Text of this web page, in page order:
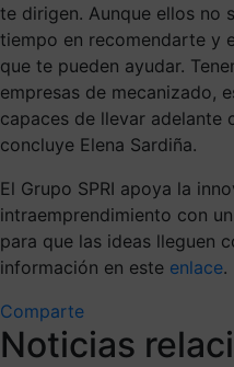
te dirigen. Aunque ellos no
tiempo en recomendarte y
que te pueden ayudar.
empresas de mecanizado,
capaces de llevar adelante
concluye Elena Sardiña.
El Grupo SPRI apoya la
intraemprendimiento con
para que las ideas lleguen
información en este enlace.
Comparte
Noticias